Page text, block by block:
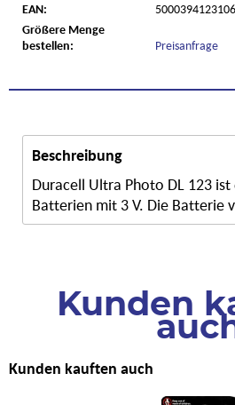
EAN:
5000394123106
Größere Menge
bestellen:
Preisanfrage
Beschreibung
Duracell Ultra Photo DL 123
Batterien mit 3 V. Die Batterie
Kunden
Kunden kauften auch